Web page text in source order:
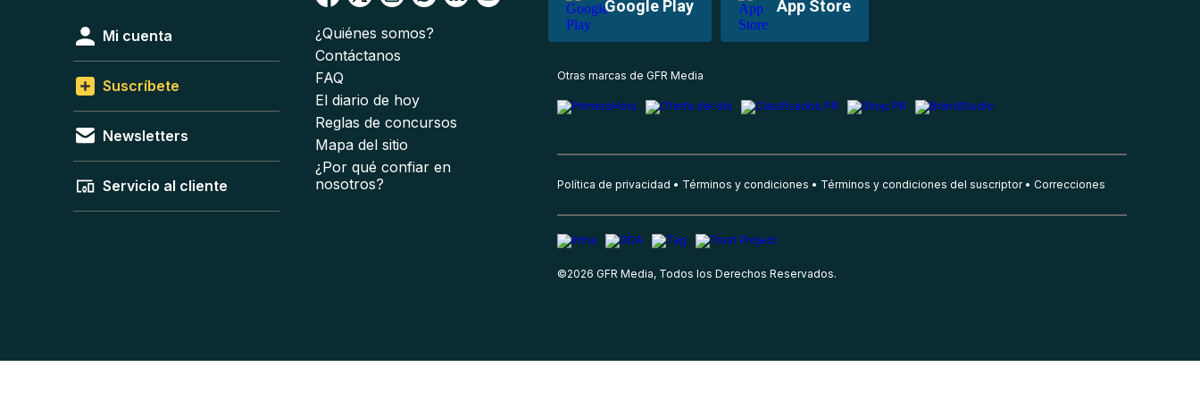
Google Play App Store
Mi cuenta
Suscríbete
Newsletters
Servicio al cliente
¿Quiénes somos?
Contáctanos
FAQ
El diario de hoy
Reglas de concursos
Mapa del sitio
¿Por qué confiar en
nosotros?
Otras marcas de GFR Media
Política de privacidad Términos y condiciones Términos y condiciones del suscriptor Correcciones
©2026 GFR Media, Todos los Derechos Reservados.